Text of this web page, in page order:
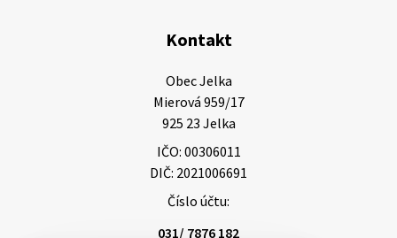
Smútočný oznam: 05.08.2026 1/ Vážení obyvatelia!S
hlbokým zármutkom Vám oznamujeme, že vo veku
73 rokov nás opustila Irena Tanková, rodená
Tanková. Pohreb zosnulej bude dňa 6.08.20…
5. augusta 2026 12:59
Kontakt
Obec Jelka
Mierová 959/17
925 23 Jelka
IČO: 00306011
DIČ: 2021006691
Číslo účtu:
031/ 7876 182